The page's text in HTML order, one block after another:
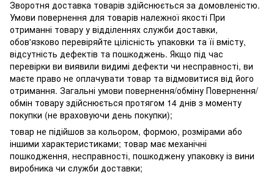
Зворотня доставка товарів здійснюється за домовленістю.
Умови повернення для товарів належної якості При
отриманні товару у відділеннях служби доставки,
обов'язково перевіряйте цілісність упаковки та її вмісту,
відсутність дефектів та пошкоджень. Якщо під час
перевірки ви виявили видимі дефекти чи несправності, ви
маєте право не оплачувати товар та відмовитися від його
отримання. Загальні умови повернення/обміну Повернення/
обмін товару здійснюється протягом 14 днів з моменту
покупки (не враховуючи день покупки);
товар не підійшов за кольором, формою, розмірами або
іншими характеристиками; товар має механічні
пошкодження, несправності, пошкоджену упаковку із вини
виробника чи служби доставки;